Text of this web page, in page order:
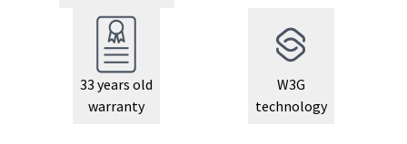
33 years old
warranty
W3G
technology